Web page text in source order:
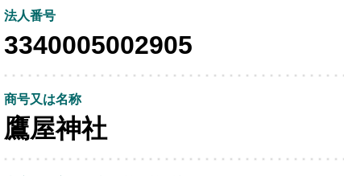
法人番号
3340005002905
商号又は名称
鷹屋神社